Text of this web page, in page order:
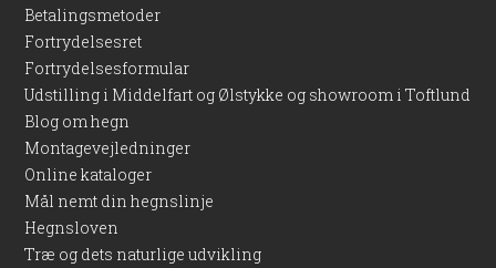
Betalingsmetoder
Fortrydelsesret
Fortrydelsesformular
Udstilling i Middelfart og Ølstykke og showroom i Toftlund
Blog om hegn
Montagevejledninger
Online kataloger
Mål nemt din hegnslinje
Hegnsloven
Træ og dets naturlige udvikling